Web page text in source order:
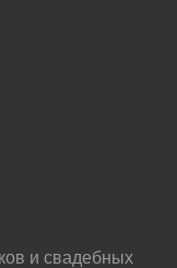
и свадебных